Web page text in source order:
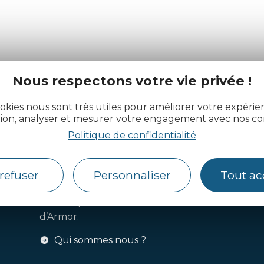
Nous respectons votre vie privée !
nous sont très utiles pour améliorer votre
analyser et mesurer votre engagement avec nos
Politique de confidentialité
Personnaliser Tout
des Côtes d’Armor
Côtes d’Armor Destination
Agence de Développement
d’Armor.
Qui sommes nous ?